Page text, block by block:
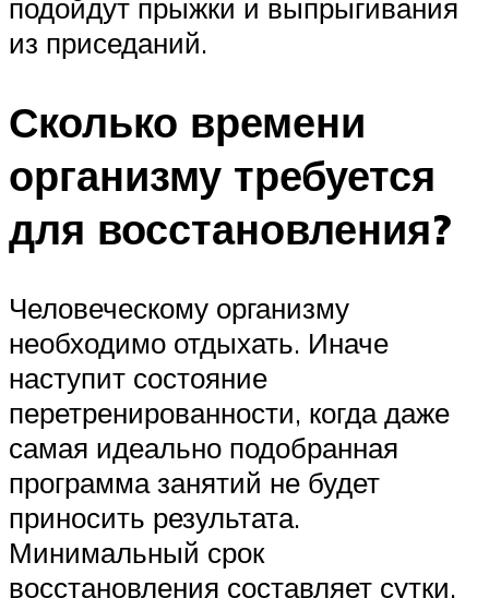
подойдут прыжки и выпрыгивания
из приседаний.
Сколько времени
организму требуется
для восстановления?
Человеческому организму
необходимо отдыхать. Иначе
наступит состояние
перетренированности, когда даже
самая идеально подобранная
программа занятий не будет
приносить результата.
Минимальный срок
восстановления составляет сутки.